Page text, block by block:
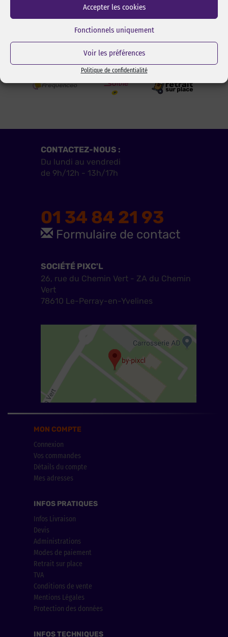
Accepter les cookies
Fonctionnels uniquement
Voir les préférences
Politique de confidentialité
CONTACTEZ-NOUS :
Du lundi au vendredi
de 9h/12h - 13h/17h
01 34 84 21 93
Formulaire de contact
SOCIÉTÉ PIXC'L
26, rue du Chemin Vert - ZA du Chemin
Vert
78610 Le-Perray-en-Yvelines
MON COMPTE
Connexion
Vos commandes
Détails du compte
Mes adresses
INFOS PRATIQUES
Infos Livraison
Devis
Administrations
Modes de paiement
Retrait sur place
TVA
Conditions de vente
Mentions Légales
Protection des données
INFOS TECHNIQUES